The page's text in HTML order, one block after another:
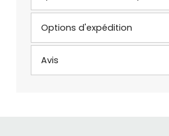
Options d'expédition
Avis